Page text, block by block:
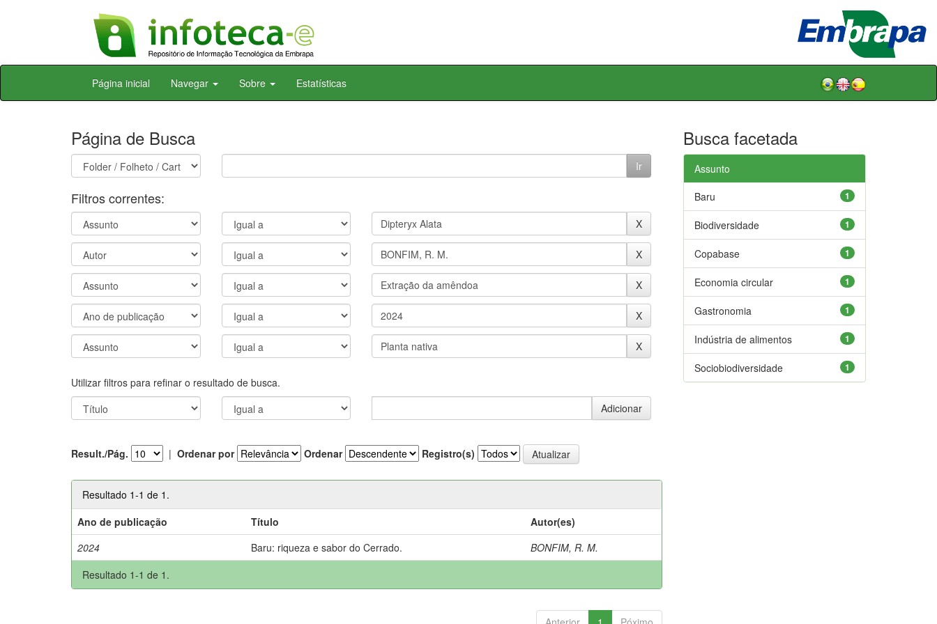
Skip
Página inicial Navegar Sobre Estatísticas
Página de Busca
Filtros correntes:
Utilizar filtros para refinar o resultado de busca.
Result./Pág. | Ordenar por Ordenar Registro(s)
Resultado 1-1 de 1.
Ano de publicação
Título
Autor(es)
2024
Baru: riqueza e sabor do Cerrado.
BONFIM, R. M.
Resultado 1-1 de 1.
Busca facetada
Assunto
1
Baru
1
Biodiversidade
1
Copabase
1
Economia circular
1
Gastronomia
1
Indústria de alimentos
1
Sociobiodiversidade